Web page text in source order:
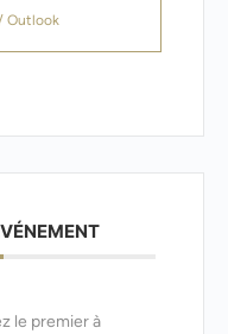
Outlook
le premier à